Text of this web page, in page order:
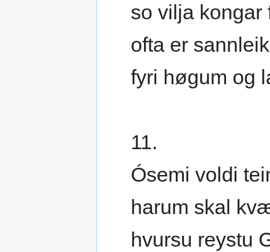
so vilja kongar
ofta er
fyri høgum og
11.
Ósemi voldi
harum skal
hvursu reystu